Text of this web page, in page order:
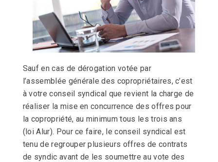
Sauf en cas de dérogation votée par
l’assemblée générale des copropriétaires, c’est
à votre conseil syndical que revient la charge de
réaliser la mise en concurrence des offres pour
la copropriété, au minimum tous les trois ans
(loi Alur). Pour ce faire, le conseil syndical est
tenu de regrouper plusieurs offres de contrats
de syndic avant de les soumettre au vote des